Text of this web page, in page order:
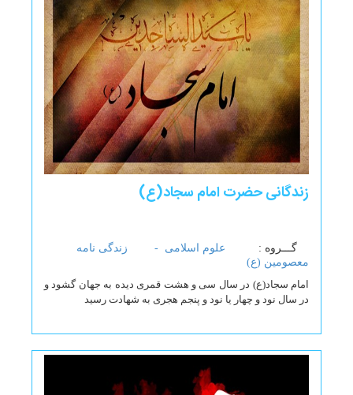
زندگانی حضرت امام سجاد(ع)
گـــروه : علوم اسلامی -
زندگی نامه
معصومین (ع)
امام سجاد(ع) در سال سی و هشت قمری دیده به جهان گشود و
در سال نود و چهار یا نود و پنجم هجری به شهادت رسید